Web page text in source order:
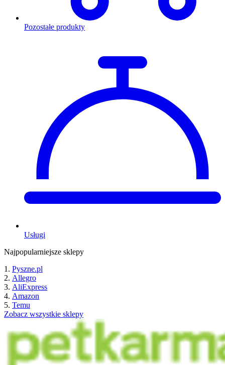
Pozostałe produkty
Usługi
Najpopularniejsze sklepy
Pyszne.pl
Allegro
AliExpress
Amazon
Temu
Zobacz wszystkie sklepy